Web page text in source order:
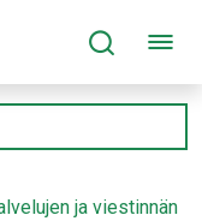
ja viestinnän